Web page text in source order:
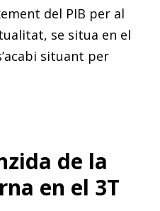
del PIB per al
se situa en el
situant per
de la
en el 3T